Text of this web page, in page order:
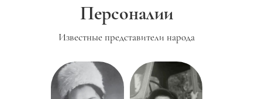
Персоналии
Известные представители народа